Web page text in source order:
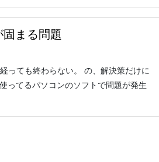
まる問題
っても終わらない。 の、解決策だけに
ってるパソコンのソフトで問題が発生